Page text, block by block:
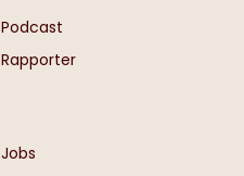
Podcast
Rapporter
Jobs